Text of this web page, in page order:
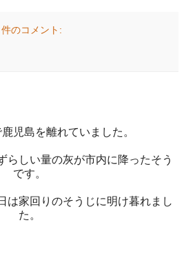
のコメント:
児島を離れていました。
らしい量の灰が市内に降ったそう
です。
は家回りのそうじに明け暮れまし
た。